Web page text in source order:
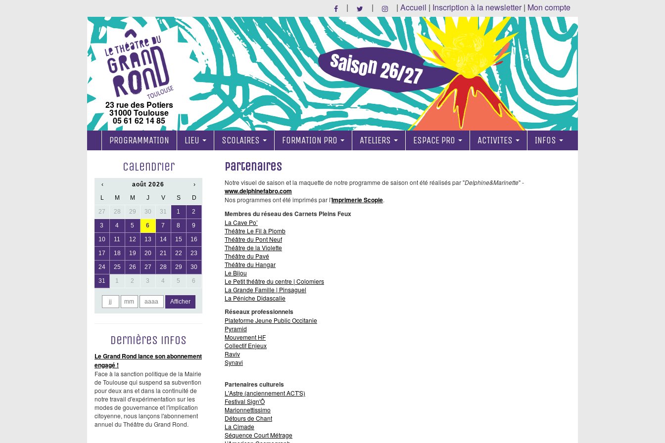
| | | Accueil | Inscription à la newsletter | Mon compte
23 rue des Potiers
31000 Toulouse
05 61 62 14 85
PROGRAMMATION LIEU SCOLAIRES FORMATION PRO ATELIERS ESPACE PRO ACTIVITES INFOS
Partenaires
Notre visuel de saison et la maquette de notre programme de saison ont été réalisés par "Delphine&Marinette" -
www.delphinefabro.com
Nos programmes ont été imprimés par l'Imprimerie Scopie.
Membres du réseau des Carnets Pleins Feux
La Cave Po’
Théâtre Le Fil à Plomb
Théâtre du Pont Neuf
Théâtre de la Violette
Théâtre du Pavé
Théâtre du Hangar
Le Bijou
Le Petit théâtre du centre | Colomiers
La Grande Famille | Pinsaguel
La Péniche Didascalie
Réseaux professionnels
Plateforme Jeune Public Occitanie
Pyramid
Mouvement HF
Collectif Enjeux
Raviv
Synavi
Partenaires culturels
L'Astre (anciennement ACT'S)
Festival Sign'Ô
Marionnettissimo
Détours de Chant
La Cimade
Séquence Court Métrage
Calendrier
‹ août 2026
›
L
M M J V S
D
27
28 29 30 31 1
2
3
4 5 6 7 8
9
10
11 12 13 14 15
16
17
18 19 20 21 22
23
24
25 26 27 28 29
30
31
1 2 3 4 5 6
A VOIR...
Afficher
Dernières infos
Le Grand Rond lance son abonnement
engagé !
Face à la sanction politique de la Mairie
de Toulouse qui suspend sa subvention
pour deux ans et dans la continuité de
notre travail d'expérimentation sur les
modes de gouvernance et l'implication
citoyenne, nous lançons l'abonnement
annuel du Théâtre du Grand Rond.